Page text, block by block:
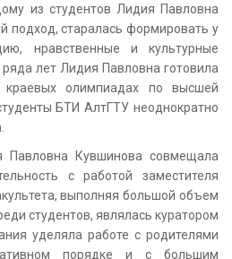
из студентов Лидия Павловна
подход, старалась формировать у
нравственные и культурные
лет Лидия Павловна готовила
олимпиадах по высшей
БТИ АлтГТУ неоднократно
Кувшинова совмещала
с работой заместителя
выполняя большой объем
студентов, являлась куратором
уделяла работе с родителями
порядке и с большим